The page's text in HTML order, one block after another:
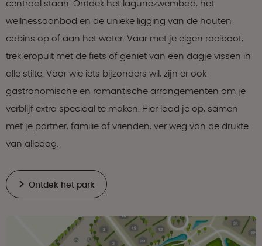
centraal staan. Ontdek het lagunezwembad, het
wellnessaanbod en de unieke ligging van de houten
cabins op of aan het water. Vaar met je eigen roeiboot,
trek eropuit met de fiets of geniet van een dagje vissen in
alle stilte. Voor wie iets bijzonders wil, zijn er ook
gastronomische en romantische arrangementen om je
verblijf extra speciaal te maken. Hier laad je op, samen
met je partner, familie of vrienden, ver weg van de drukte
van alledag.
Ontdek het park